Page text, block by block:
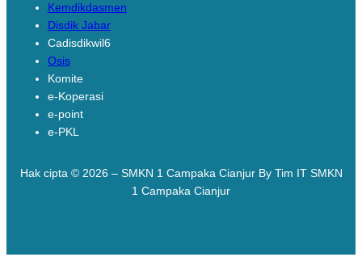
Kemdikdasmen
Disdik Jabar
Cadisdikwil6
Osis
Komite
e-Koperasi
e-point
e-PKL
Hak cipta © 2026 – SMKN 1 Campaka Cianjur By Tim IT SMKN
1 Campaka Cianjur